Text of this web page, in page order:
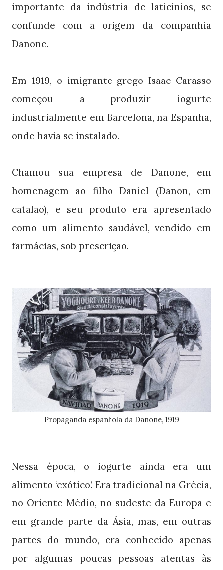
importante da indústria de laticínios, se
confunde com a origem da companhia
Danone.
Em 1919, o imigrante grego Isaac Carasso
começou a produzir iogurte
industrialmente em Barcelona, na Espanha,
onde havia se instalado.
Chamou sua empresa de Danone, em
homenagem ao filho Daniel (Danon, em
catalão), e seu produto era apresentado
como um alimento saudável, vendido em
farmácias, sob prescrição.
Propaganda espanhola da Danone, 1919
Nessa época, o iogurte ainda era um
alimento ‘exótico’. Era tradicional na Grécia,
no Oriente Médio, no sudeste da Europa e
em grande parte da Ásia, mas, em outras
partes do mundo, era conhecido apenas
por algumas poucas pessoas atentas às